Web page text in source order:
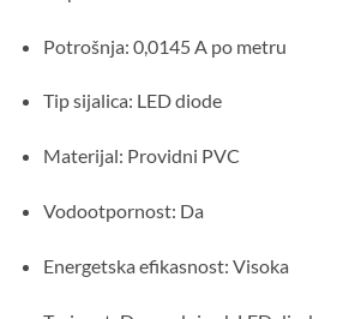
Potrošnja: 0,0145 A po metru
Tip sijalica: LED diode
Materijal: Providni PVC
Vodootpornost: Da
Energetska efikasnost: Visoka